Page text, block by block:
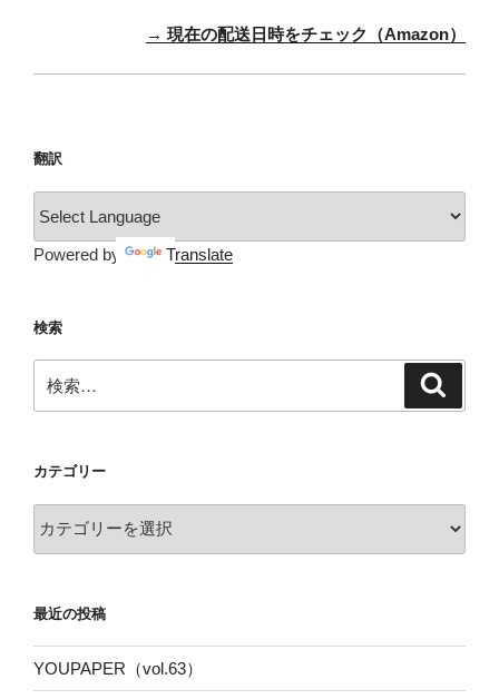
→ 現在の配送日時をチェック（Amazon）
翻訳
Powered by Translate
検索
索:
カテゴリー
テ
ー
最近の投稿
YOUPAPER（vol.63）